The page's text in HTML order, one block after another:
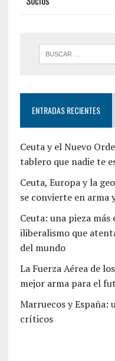
ENTRADAS RECIENTES
Ceuta y el Nuevo
tablero que nadie te
Ceuta, Europa y la
se convierte en arma
Ceuta: una pieza
iliberalismo que
del mundo
La Fuerza Aérea de
mejor arma para el
Marruecos y España:
críticos